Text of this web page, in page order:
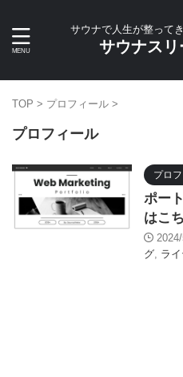
サウナで人生が整って
サウナス
TOP > プロフィール >
プロフィール
プロ
ポー
はこ
グ, ラ